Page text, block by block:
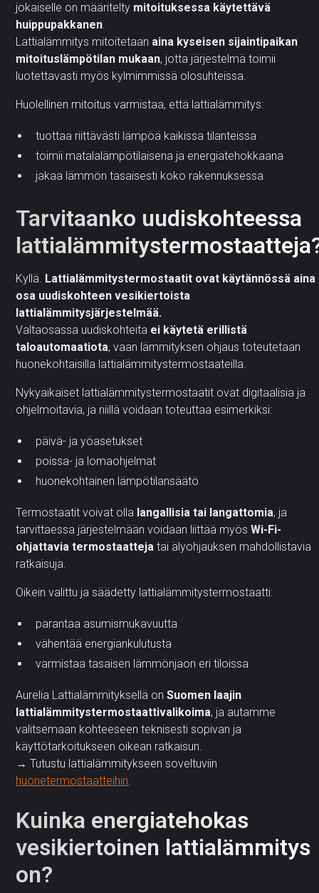
jokaiselle on määritelty mitoituksessa käytettävä
huippupakkanen
Lattialämmitys mitoitetaan aina kyseisen sijaintipaikan
mitoituslämpötilan mukaan, jotta järjestelmä toimii
luotettavasti myös kylmimmissä olosuhteissa.
Huolellinen mitoitus varmistaa, että lattialämmitys:
tuottaa riittävästi lämpöä kaikissa tilanteissa
toimii matalalämpötilaisena ja energiatehokkaana
jakaa lämmön tasaisesti koko rakennuksessa
Tarvitaanko uudiskohteessa
Kyllä. Lattialämmitystermostaatit ovat käytännössä aina
osa uudiskohteen vesikiertoista
lattialämmitysjärjestelmää.
Valtaosassa uudiskohteita ei käytetä erillistä
taloautomaatiota, vaan lämmityksen ohjaus toteutetaan
huonekohtaisilla lattialämmitystermostaateilla.
Nykyaikaiset lattialämmitystermostaatit ovat digitaalisia ja
ohjelmoitavia, ja niillä voidaan toteuttaa esimerkiksi:
päivä- ja yöasetukset
poissa- ja lomaohjelmat
huonekohtainen lämpötilansäätö
Termostaatit voivat olla langallisia tai langattomia, ja
tarvittaessa järjestelmään voidaan liittää myösWi-Fi-
ohjattavia termostaatteja tai älyohjauksen mahdollistavia
ratkaisuja.
Oikein valittu ja säädetty lattialämmitystermostaatti:
parantaa asumismukavuutta
vähentää energiankulutusta
varmistaa tasaisen lämmönjaon eri tiloissa
Aurelia Lattialämmityksellä onSuomen laajin
lattialämmitystermostaattivalikoima, ja autamme
valitsemaan kohteeseen teknisesti sopivan ja
käyttötarkoitukseen oikean ratkaisun.
→ Tutustu lattialämmitykseen soveltuviin
huonetermostaatteihin
Kuinka energiatehokas
vesikiertoinen lattialämmitys
on?